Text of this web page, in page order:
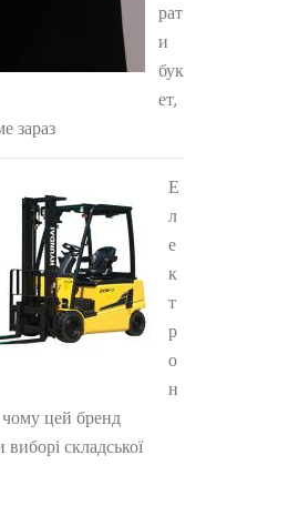
рат
и
бук
ет,
зараз
Е
л
е
к
т
р
о
н
цей бренд
складської